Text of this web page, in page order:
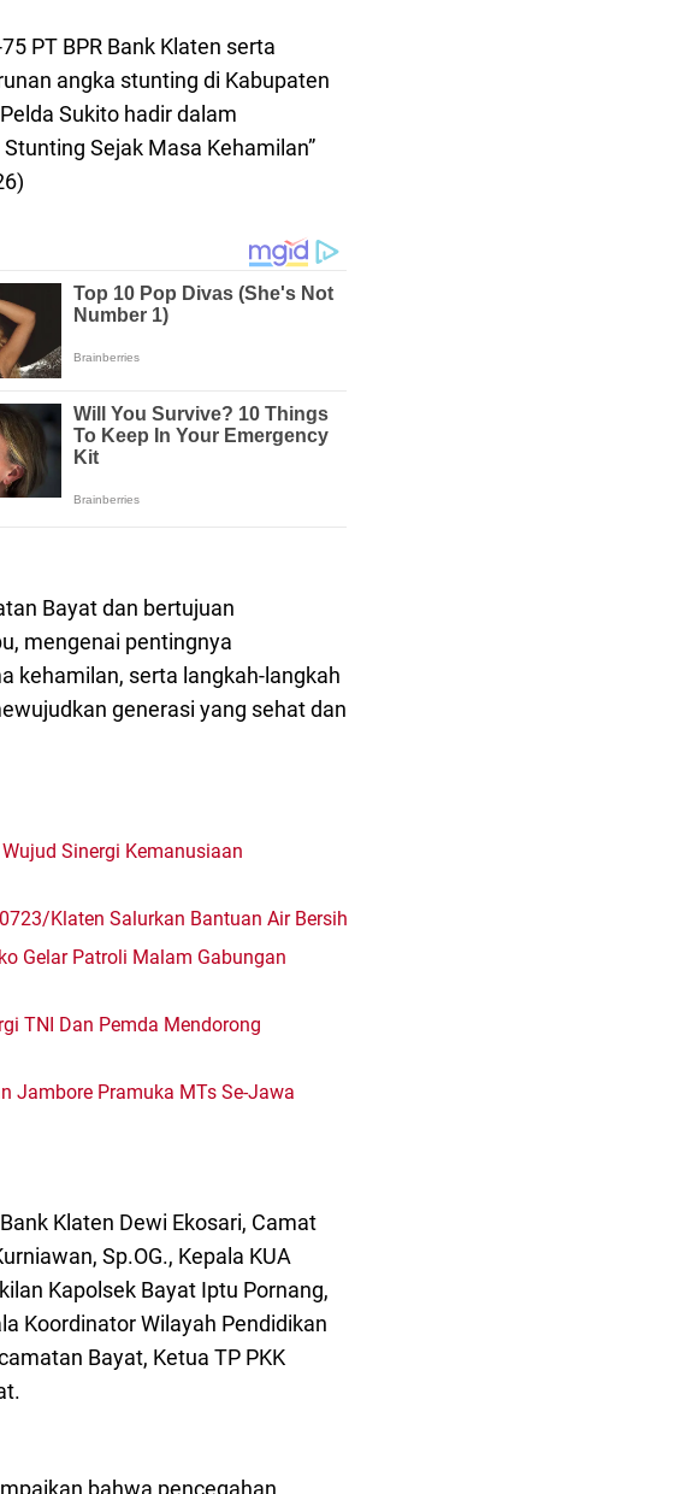
PT BPR Bank Klaten serta
angka stunting di Kabupaten
Sukito hadir dalam
Sejak Masa Kehamilan”
Bayat dan bertujuan
mengenai pentingnya
kehamilan, serta langkah-langkah
generasi yang sehat dan
Sinergi Kemanusiaan
Klaten Salurkan Bantuan Air Bersih
Gelar Patroli Malam Gabungan
TNI Dan Pemda Mendorong
Jambore Pramuka MTs Se-Jawa
Klaten Dewi Ekosari, Camat
Sp.OG., Kepala KUA
Kapolsek Bayat Iptu Pornang,
Koordinator Wilayah Pendidikan
Bayat, Ketua TP PKK
bahwa pencegahan